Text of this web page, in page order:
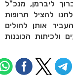
ליברמן, מנכ"ל
2024 הצלחנו להציל תרופות
ש"ח ולהעביר אותן לחולים
ולכיתות הכוננות